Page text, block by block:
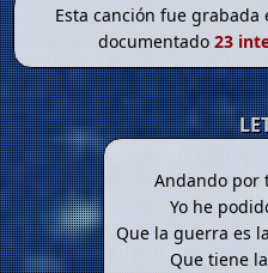
Esta canción fue grabada
documentado23
Andando por
Yo he
Que la guerra es
Que tiene